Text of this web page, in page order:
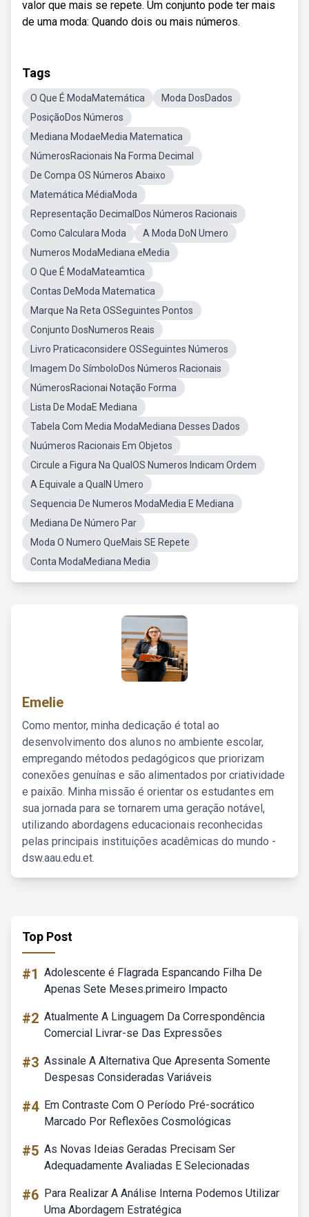
valor que mais se repete. Um conjunto pode ter mais
de uma moda: Quando dois ou mais números.
Tags
O Que É ModaMatemática
Moda DosDados
PosiçãoDos Números
Mediana ModaeMedia Matematica
NúmerosRacionais Na Forma Decimal
De Compa OS Números Abaixo
Matemática MédiaModa
Representação DecimalDos Números Racionais
Como Calculara Moda
A Moda DoN Umero
Numeros ModaMediana eMedia
O Que É ModaMateamtica
Contas DeModa Matematica
Marque Na Reta OSSeguintes Pontos
Conjunto DosNumeros Reais
Livro Praticaconsidere OSSeguintes Números
Imagem Do SímboloDos Números Racionais
NúmerosRacionai Notação Forma
Lista De ModaE Mediana
Tabela Com Media ModaMediana Desses Dados
Nuúmeros Racionais Em Objetos
Circule a Figura Na QualOS Numeros Indicam Ordem
A Equivale a QualN Umero
Sequencia De Numeros ModaMedia E Mediana
Mediana De Número Par
Moda O Numero QueMais SE Repete
Conta ModaMediana Media
Emelie
Como mentor, minha dedicação é total ao
desenvolvimento dos alunos no ambiente escolar,
empregando métodos pedagógicos que priorizam
conexões genuínas e são alimentados por criatividade
e paixão. Minha missão é orientar os estudantes em
sua jornada para se tornarem uma geração notável,
utilizando abordagens educacionais reconhecidas
pelas principais instituições acadêmicas do mundo -
dsw.aau.edu.et.
Top Post
#1 Adolescente é Flagrada Espancando Filha De
Apenas Sete Meses.primeiro Impacto
#2 Atualmente A Linguagem Da Correspondência
Comercial Livrar-se Das Expressões
#3 Assinale A Alternativa Que Apresenta Somente
Despesas Consideradas Variáveis
#4 Em Contraste Com O Período Pré-socrático
Marcado Por Reflexões Cosmológicas
#5 As Novas Ideias Geradas Precisam Ser
Adequadamente Avaliadas E Selecionadas
#6 Para Realizar A Análise Interna Podemos Utilizar
Uma Abordagem Estratégica